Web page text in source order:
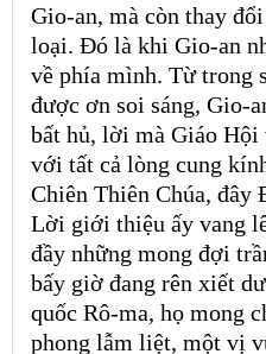
Gio-an, mà còn thay
loại. Đó là khi Gio-an
về phía mình. Từ trong
được ơn soi sáng, Gio-
bất hủ, lời mà Giáo Hội
với tất cả lòng cung
Chiên Thiên Chúa, đây
Lời giới thiệu ấy vang
đầy những mong đợi
bấy giờ đang rên xiết
quốc Rô-ma, họ mong
phong lẫm liệt, một vị